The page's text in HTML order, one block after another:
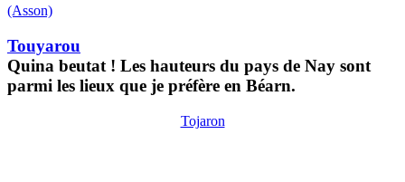
(Asson)
Touyarou
Quina beutat ! Les hauteurs du pays de Nay sont
parmi les lieux que je préfère en Béarn.
Tojaron